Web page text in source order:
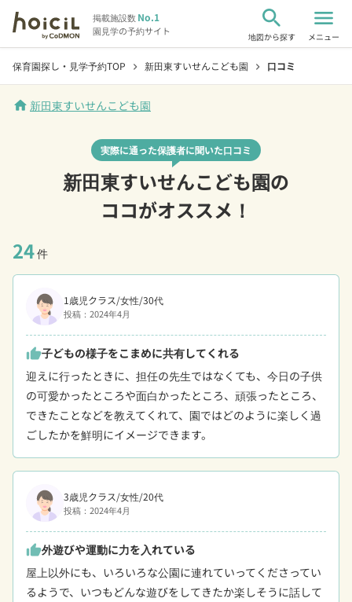
掲載施設数No.1
園見学の予約サイト
search
地図から探す
menu
メニュー
保育園探し・見学予約TOP chevron_right 新田東すいせんこども園 chevron_right 口コミ
home 新田東すいせんこども園
実際に通った保護者に聞いた口コミ
新田東すいせんこども園の
ココがオススメ！
24件
1歳児クラス/女性/30代
投稿：2024年4月
thumb_up子どもの様子をこまめに共有してくれる
迎えに行ったときに、担任の先生ではなくても、今日の子供
の可愛かったところや面白かったところ、頑張ったところ、
できたことなどを教えてくれて、園ではどのように楽しく過
ごしたかを鮮明にイメージできます。
3歳児クラス/女性/20代
投稿：2024年4月
thumb_up外遊びや運動に力を入れている
屋上以外にも、いろいろな公園に連れていってくださってい
るようで、いつもどんな遊びをしてきたか楽しそうに話して